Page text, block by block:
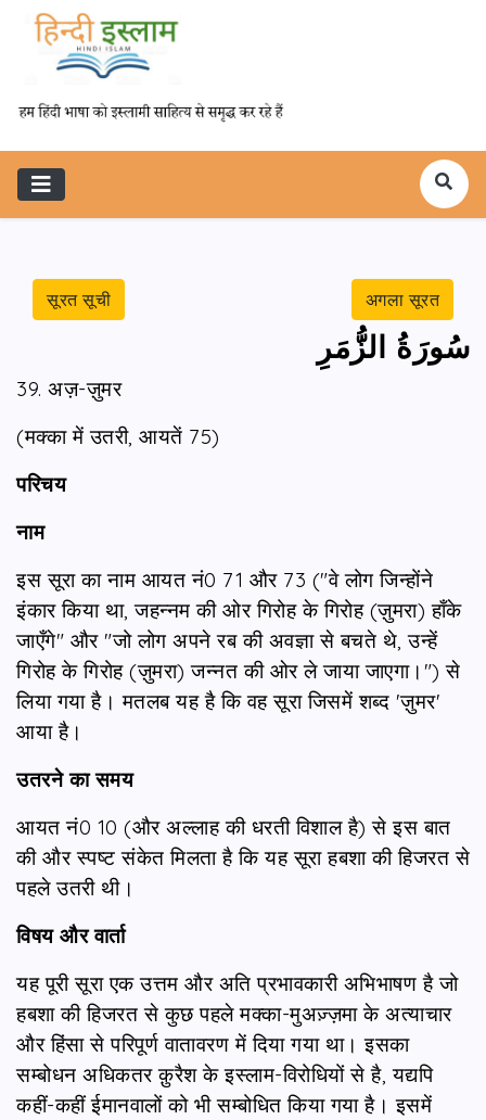
सूरत सूची अगला सूरत
سُورَةُ الزُّمَرِ
39. अज़-ज़ुमर
(मक्‍का में उतरी, आयतें 75)
परिचय
नाम
इस सूरा का नाम आयत नं0 71 और 73 ("वे लोग जिन्होंने
इंकार किया था, जहन्नम की ओर गिरोह के गिरोह (ज़ुमरा) हाँके
जाएँगे" और "जो लोग अपने रब की अवज्ञा से बचते थे, उन्हें
गिरोह के गिरोह (ज़ुमरा) जन्नत की ओर ले जाया जाएगा।") से
लिया गया है। मतलब यह है कि वह सूरा जिसमें शब्द 'ज़ुमर'
आया है।
उतरने का समय
आयत नं0 10 (और अल्लाह की धरती विशाल है) से इस बात
की और स्पष्ट संकेत मिलता है कि यह सूरा हबशा की हिजरत से
पहले उतरी थी।
विषय और वार्ता
यह पूरी सूरा एक उत्तम और अति प्रभावकारी अभिभाषण है जो
हबशा की हिजरत से कुछ पहले मक्का-मुअज़्ज़मा के अत्याचार
और हिंसा से परिपूर्ण वातावरण में दिया गया था। इसका
सम्बोधन अधिकतर क़ुरैश के इस्लाम-विरोधियों से है, यद्यपि
कहीं-कहीं ईमानवालों को भी सम्बोधित किया गया है। इसमें